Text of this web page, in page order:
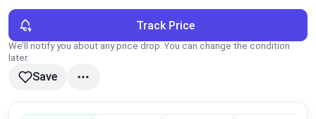
Plans & Pricing
Log in
Track Price
We’ll notify you about any price drop. You can change the condition
later.
Save